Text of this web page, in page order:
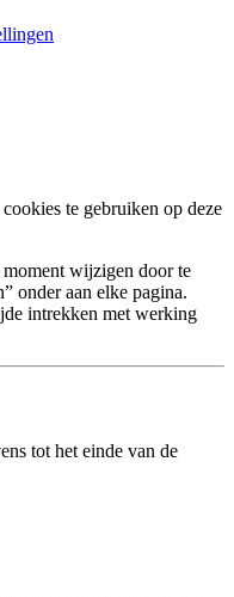
te gebruiken op deze
wijzigen door te
onder aan elke pagina.
intrekken met werking
tot het einde van de